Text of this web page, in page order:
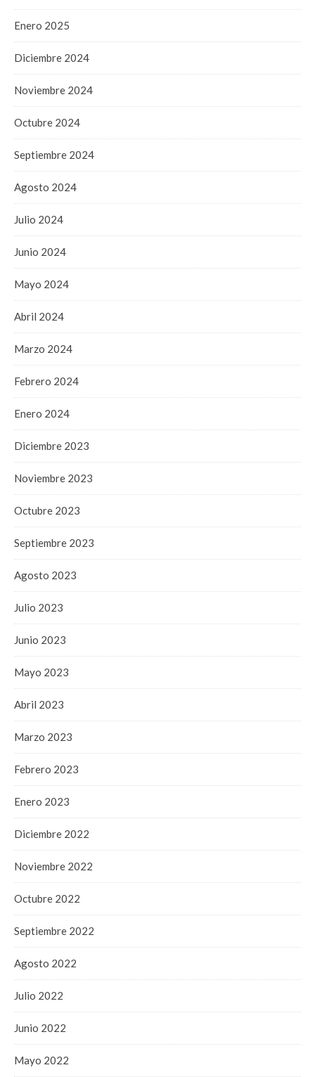
Enero 2025
Diciembre 2024
Noviembre 2024
Octubre 2024
Septiembre 2024
Agosto 2024
Julio 2024
Junio 2024
Mayo 2024
Abril 2024
Marzo 2024
Febrero 2024
Enero 2024
Diciembre 2023
Noviembre 2023
Octubre 2023
Septiembre 2023
Agosto 2023
Julio 2023
Junio 2023
Mayo 2023
Abril 2023
Marzo 2023
Febrero 2023
Enero 2023
Diciembre 2022
Noviembre 2022
Octubre 2022
Septiembre 2022
Agosto 2022
Julio 2022
Junio 2022
Mayo 2022